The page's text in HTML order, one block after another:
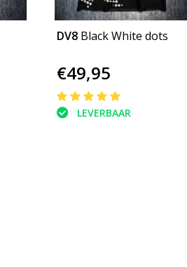
DV8 Black White dots
€49,95
LEVERBAAR